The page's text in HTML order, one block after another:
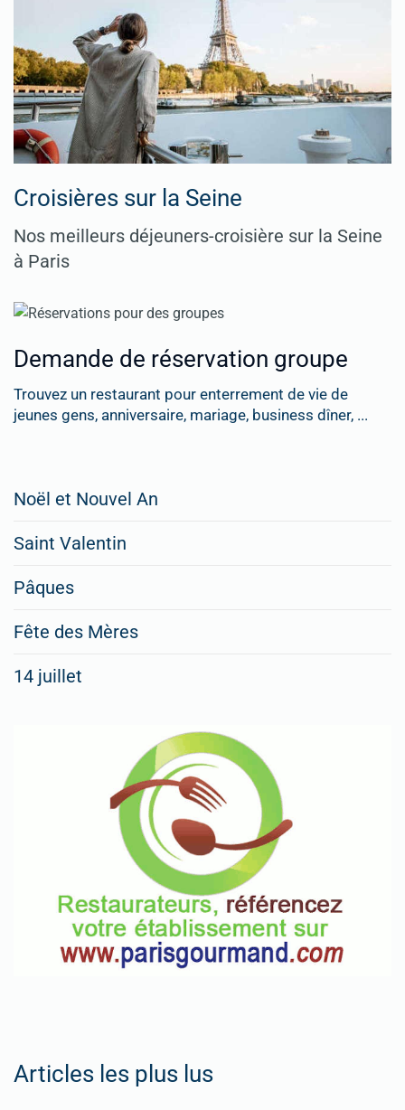
Croisières sur la Seine
Nos meilleurs déjeuners-croisière sur la Seine
à Paris
Demande de réservation groupe
Trouvez un restaurant pour enterrement de vie de
jeunes gens, anniversaire, mariage, business dîner, ...
rubriques
Spéciales
Fêtes
Pour
enregistrer
votre
restaurant
Noël et Nouvel An
Saint Valentin
Pâques
Fête des Mères
14 juillet
Articles les plus lus